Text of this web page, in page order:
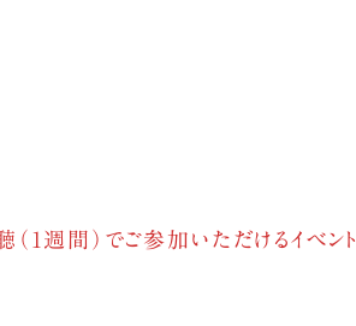
1週間）でご参加いただけるイベン